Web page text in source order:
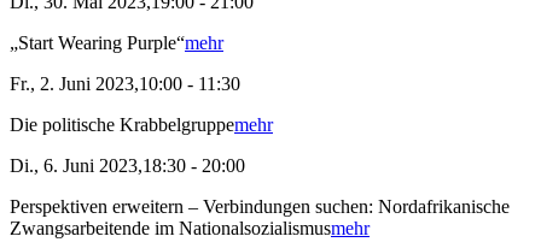
„Start Wearing Purple“mehr
Fr., 2. Juni 2023,10:00 - 11:30
Die politische Krabbelgruppemehr
Di., 6. Juni 2023,18:30 - 20:00
Perspektiven erweitern – Verbindungen suchen: Nordafrikanische
Zwangsarbeitende im Nationalsozialismusmehr